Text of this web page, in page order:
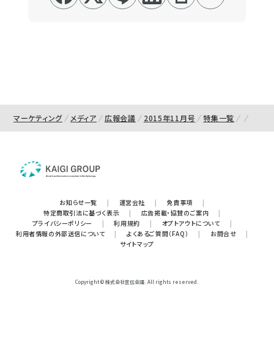
マーケティング メディア 広報会議 2015年11月号 特集一覧
お知らせ一覧 | 運営会社 | 免責事項
|
特定商取引法に基づく表示
| 広告掲載・協賛のご案内
|
プライバシーポリシー
| 利用規約 | オプトアウトについて
|
利用者情報の外部送信について
| よくあるご質問（FAQ） | お問合せ
|
サイトマップ
Copyright © 株式会社宣伝会議. All rights reserved.